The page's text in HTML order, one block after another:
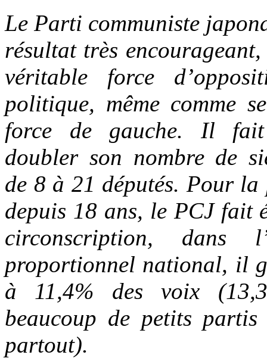
Le Parti communiste
résultat très encourageant,
véritable force
politique, même comme
force de gauche. Il
doubler son nombre de
de 8 à 21 députés. Pour la
depuis 18 ans, le PCJ fait
circonscription, dans
proportionnel national, il
à 11,4% des voix
beaucoup de petits
partout).